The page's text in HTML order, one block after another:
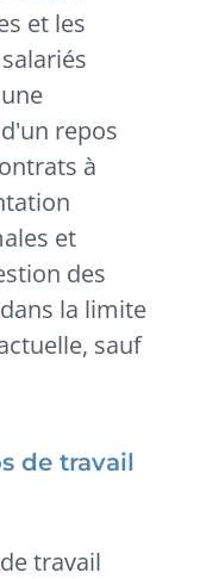
et les
repos
à
et
des
la limite
sauf
de travail
travail